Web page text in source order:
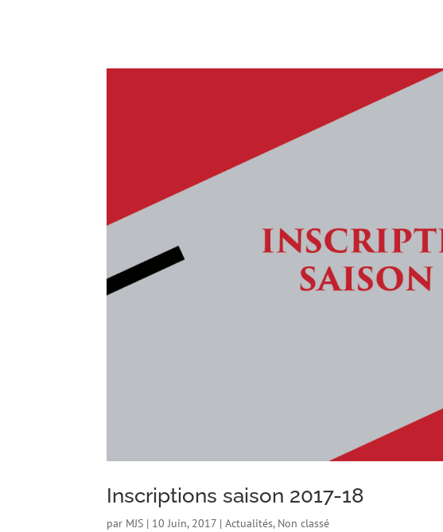
Inscriptions saison 2017-18
par MJS | 10 Juin, 2017 |Actualités, Non classé